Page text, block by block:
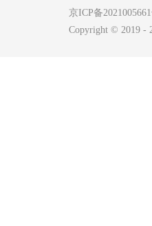
京ICP备
Copyright © 2019 -